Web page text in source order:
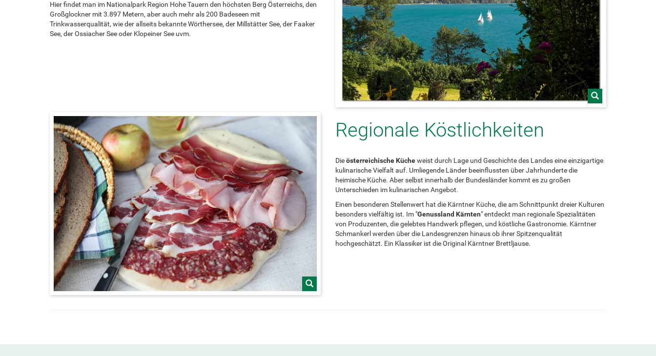
Hier findet man im Nationalpark Region Hohe Tauern den höchsten Berg Österreichs, den
Großglockner mit 3.897 Metern, aber auch mehr als 200 Badeseen mit
Trinkwasserqualität, wie der allseits bekannte Wörthersee, der Millstätter See, der Faaker
See, der Ossiacher See oder Klopeiner See uvm.
Regionale Köstlichkeiten
Dieösterreichische Kücheweist durch Lage und Geschichte des Landes eine einzigartige
kulinarische Vielfalt auf. Umliegende Länder beeinflussten über Jahrhunderte die
heimische Küche. Aber selbst innerhalb der Bundesländer kommt es zu großen
Unterschieden im kulinarischen Angebot.
Einen besonderen Stellenwert hat die Kärntner Küche, die am Schnittpunkt dreier Kulturen
besonders vielfältig ist. Im "Genussland Kärnten" entdeckt man regionale Spezialitäten
von Produzenten, die gelebtes Handwerk pflegen, und köstliche Gastronomie. Kärntner
Schmankerl werden über die Landesgrenzen hinaus ob ihrer Spitzenqualität
hochgeschätzt. Ein Klassiker ist die Original Kärntner Brettljause.